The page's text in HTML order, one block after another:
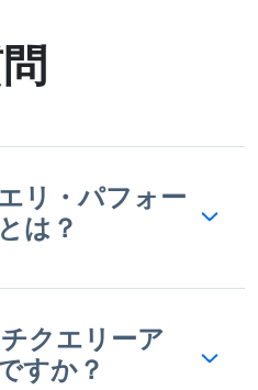
リ・パフォー
は？
クエリーア
すか？